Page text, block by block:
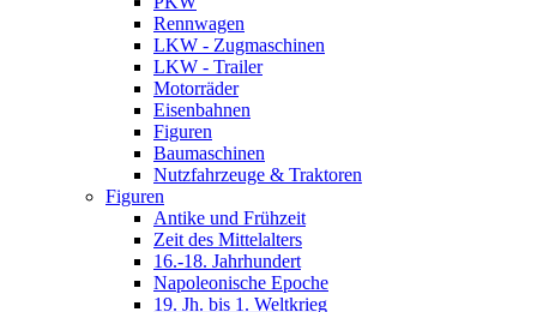
Rennwagen
LKW - Zugmaschinen
LKW - Trailer
Motorräder
Eisenbahnen
Figuren
Baumaschinen
Nutzfahrzeuge & Traktoren
Figuren
Antike und Frühzeit
Zeit des Mittelalters
16.-18. Jahrhundert
Napoleonische Epoche
19. Jh. bis 1. Weltkrieg